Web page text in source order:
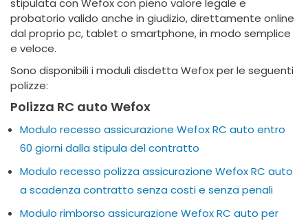
stipulata con Wefox con pieno valore legale e
probatorio valido anche in giudizio, direttamente online
dal proprio pc, tablet o smartphone, in modo semplice
e veloce.
Sono disponibili i moduli disdetta Wefox per le seguenti
polizze:
Polizza RC auto Wefox
Modulo recesso assicurazione Wefox RC auto entro
60 giorni dalla stipula del contratto
Modulo recesso polizza assicurazione Wefox RC auto
a scadenza contratto senza costi e senza penali
Modulo rimborso assicurazione Wefox RC auto per